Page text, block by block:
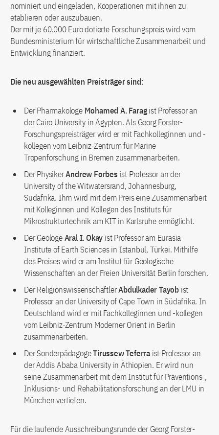
nominiert und eingeladen, Kooperationen mit ihnen zu
etablieren oder auszubauen.
Der mit je 60.000 Euro dotierte Forschungspreis wird vom
Bundesministerium für wirtschaftliche Zusammenarbeit und
Entwicklung finanziert.
Die neu ausgewählten Preisträger sind:
Der Pharmakologe Mohamed A. Faragist Professor an
der Cairo University in Ägypten. Als Georg Forster-
Forschungspreisträger wird er mit Fachkolleginnen und -
kollegen vom Leibniz-Zentrum für Marine
Tropenforschung in Bremen zusammenarbeiten.
Der PhysikerAndrew Forbes ist Professor an der
University of the Witwatersrand, Johannesburg,
Südafrika. Ihm wird mit dem Preis eine Zusammenarbeit
mit Kolleginnen und Kollegen des Instituts für
Mikrostrukturtechnik am KIT in Karlsruhe ermöglicht.
Der GeologeAral I. Okay ist Professor am Eurasia
Institute of Earth Sciences in Istanbul, Türkei. Mithilfe
des Preises wird er am Institut für Geologische
Wissenschaften an der Freien Universität Berlin forschen.
Der ReligionswissenschaftlerAbdulkader Tayob ist
Professor an der University of Cape Town in Südafrika. In
Deutschland wird er mit Fachkolleginnen und -kollegen
vom Leibniz-Zentrum Moderner Orient in Berlin
zusammenarbeiten.
Der SonderpädagogeTirussew Teferra ist Professor an
der Addis Ababa University in Äthiopien. Er wird nun
seine Zusammenarbeit mit dem Institut für Präventions-,
Inklusions- und Rehabilitationsforschung an der LMU in
München vertiefen.
Für die laufende Ausschreibungsrunde der Georg Forster-